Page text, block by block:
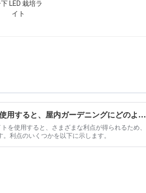
1000W LED 栽培ライトを使用すると、屋内ガーデニングにどのような利点がありますか?
を使用すると、さまざまな利点が得られるため、
利点のいくつかを以下に示します。